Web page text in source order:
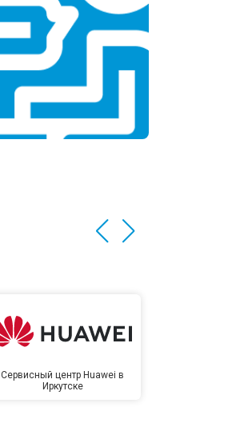
Сервисный центр Huawei в
Иркутске